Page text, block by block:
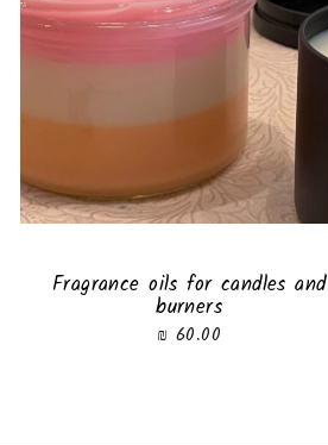
Fragrance oils for candles and
burners
60.00 ₪